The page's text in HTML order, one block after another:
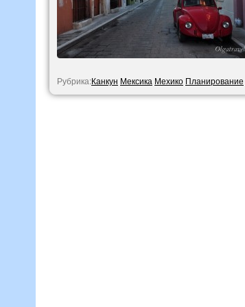
Рубрика:Канкун Мексика Мехико Планирование